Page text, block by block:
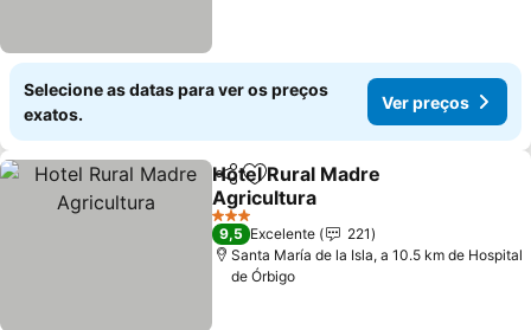
Selecione as datas para ver os preços
exatos.
Ver preços
PartilharAdicionar aos favoritos
Hotel Rural Madre
Agricultura
Ver preços
3 Estrelas
9,5 Excelente
221
Santa María de la Isla, a 10.5 km de Hospital
de Órbigo